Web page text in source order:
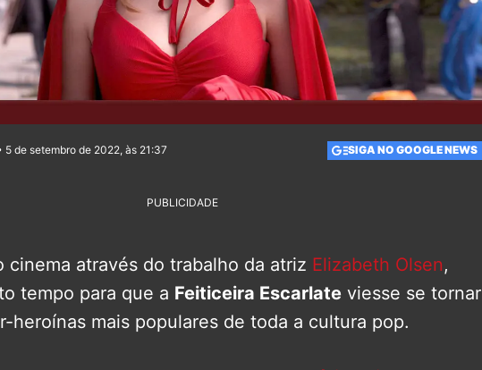
5 de setembro de 2022, às 21:37 SIGA NO GOOGLE NEWS
PUBLICIDADE
cinema através do trabalho da atriz Elizabeth Olsen,
tempo para que a Feiticeira Escarlate viesse se tornar
heroínas mais populares de toda a cultura pop.